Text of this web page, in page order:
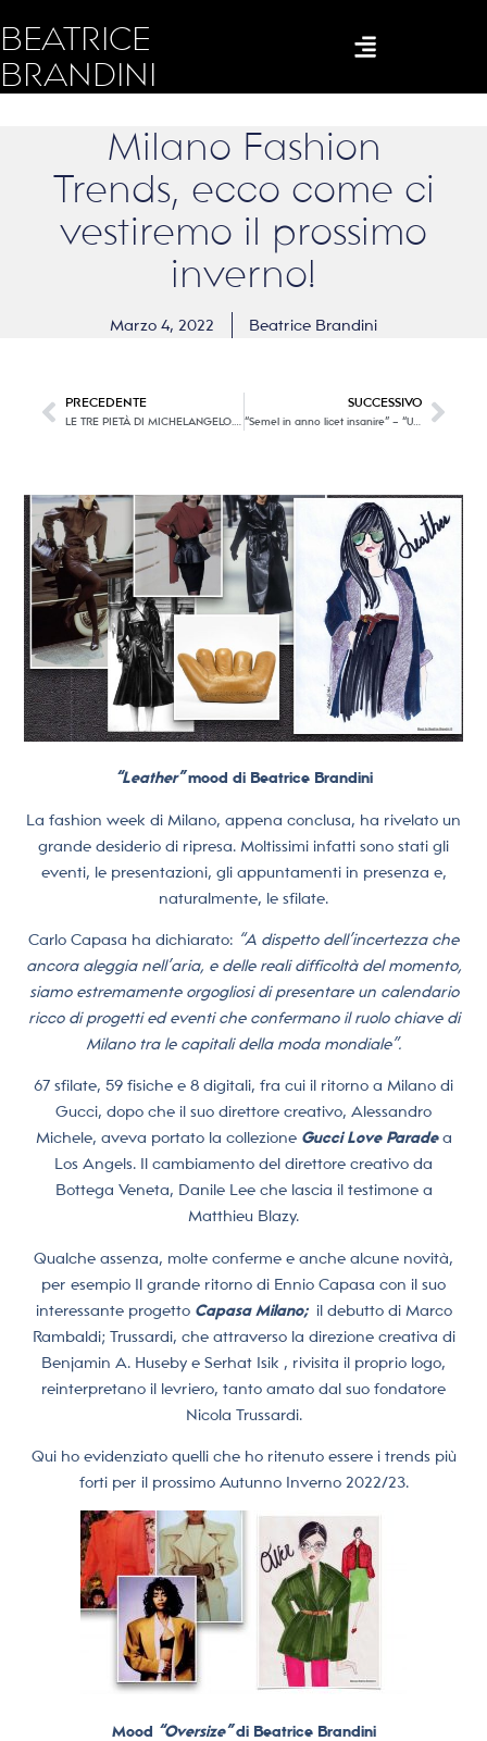
BEATRICE
BRANDINI
Milano Fashion
Trends, ecco come ci
vestiremo il prossimo
inverno!
Marzo 4, 2022 Beatrice Brandini
PRECEDENTE SUCCESSIVO
“Semel in anno licet insanire” – “Una volta l’anno è lecito impazzire”. W il Carnevale!
“Leather”mood di Beatrice Brandini
La fashion week di Milano, appena conclusa, ha rivelato un
grande desiderio di ripresa. Moltissimi infatti sono stati gli
eventi, le presentazioni, gli appuntamenti in presenza e,
naturalmente, le sfilate.
Carlo Capasa ha dichiarato: “A dispetto dell’incertezza che
ancora aleggia nell’aria, e delle reali difficoltà del momento,
siamo estremamente orgogliosi di presentare un calendario
ricco di progetti ed eventi che confermano il ruolo chiave di
Milano tra le capitali della moda mondiale”.
67 sfilate, 59 fisiche e 8 digitali, fra cui il ritorno a Milano di
Gucci, dopo che il suo direttore creativo, Alessandro
Michele, aveva portato la collezione Gucci Love Paradea
Los Angels. Il cambiamento del direttore creativo da
Bottega Veneta, Danile Lee che lascia il testimone a
Matthieu Blazy.
Qualche assenza, molte conferme e anche alcune novità,
per esempio Il grande ritorno di Ennio Capasa con il suo
interessante progetto Capasa Milano; il debutto di Marco
Rambaldi; Trussardi, che attraverso la direzione creativa di
Benjamin A. Huseby e Serhat Isik , rivisita il proprio logo,
reinterpretano il levriero, tanto amato dal suo fondatore
Nicola Trussardi.
Qui ho evidenziato quelli che ho ritenuto essere i trends più
forti per il prossimo Autunno Inverno 2022/23.
Mood “Oversize”di Beatrice Brandini